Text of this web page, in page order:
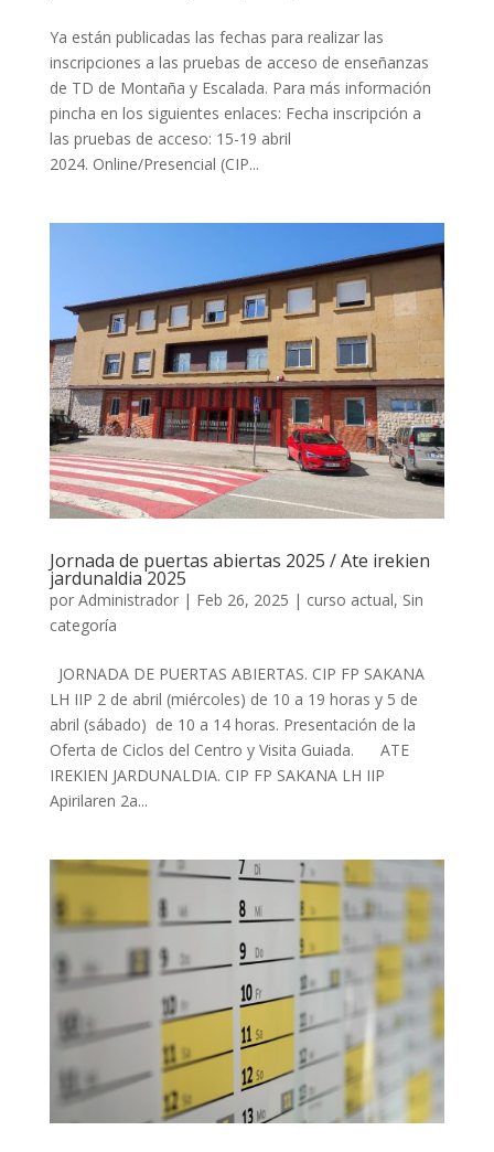
Ya están publicadas las fechas para realizar las
inscripciones a las pruebas de acceso de enseñanzas
de TD de Montaña y Escalada. Para más información
pincha en los siguientes enlaces: Fecha inscripción a
las pruebas de acceso: 15-19 abril
2024. Online/Presencial (CIP...
Jornada de puertas abiertas 2025 / Ate irekien
jardunaldia 2025
por Administrador| Feb 26, 2025 | curso actual, Sin
categoría
JORNADA DE PUERTAS ABIERTAS. CIP FP SAKANA
LH IIP 2 de abril (miércoles) de 10 a 19 horas y 5 de
abril (sábado) de 10 a 14 horas. Presentación de la
Oferta de Ciclos del Centro y Visita Guiada. ATE
IREKIEN JARDUNALDIA. CIP FP SAKANA LH IIP
Apirilaren 2a...